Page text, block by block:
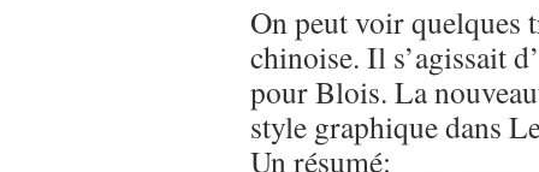
On peut voir quelques
chinoise. Il s’agissait
pour Blois. La
style graphique dans
Un résumé: